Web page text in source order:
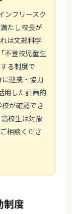
ンフリースク
たし校長が
は文部科学
不登校児童生
る制度で
連携・協力
用した計画的
が確認でき
校生は対象
相談くださ
制度